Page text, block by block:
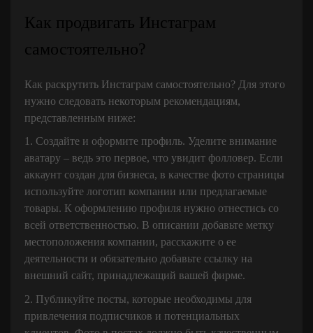
Как продвигать Инстаграм
самостоятельно?
Как раскрутить Инстаграм самостоятельно? Для этого
нужно следовать некоторым рекомендациям,
представленным ниже:
1. Создайте и оформите профиль. Уделите внимание
аватару – ведь это первое, что увидит фолловер. Если
аккаунт создан для бизнеса, в качестве фото страницы
используйте логотип компании или предлагаемые
товары. К оформлению профиля нужно отнестись со
всей ответственностью. В описании добавьте метку
местоположения компании, расскажите о ее
деятельности и обязательно добавьте ссылку на
внешний сайт, принадлежащий вашей фирме.
2. Публикуйте посты, которые необходимы для
привлечения подписчиков и потенциальных